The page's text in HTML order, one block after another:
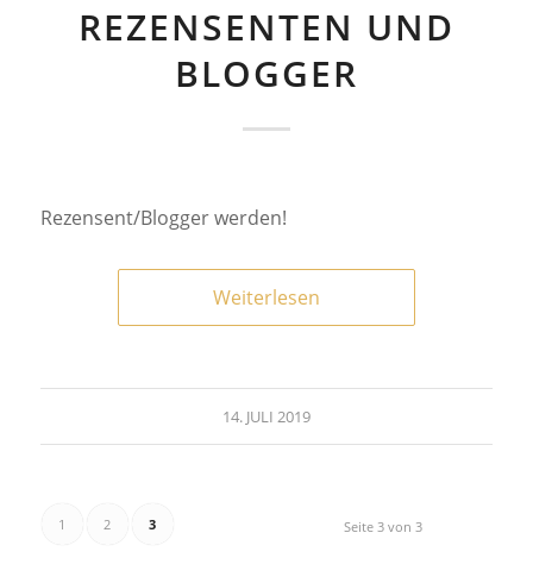
REZENSENTEN UND
BLOGGER
Rezensent/Blogger werden!
Weiterlesen
14. JULI 2019
Seite 3 von 3
1 2 3